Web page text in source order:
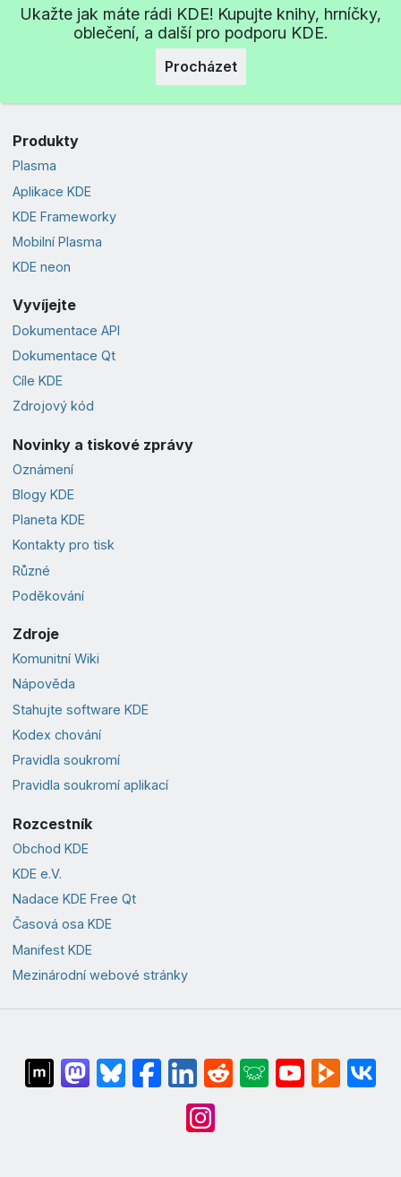
Ukažte jak máte rádi KDE! Kupujte knihy, hrníčky,
oblečení, a další pro podporu KDE.
Procházet
Produkty
Plasma
Aplikace KDE
KDE Frameworky
Mobilní Plasma
KDE neon
Vyvíjejte
Dokumentace API
Dokumentace Qt
Cíle KDE
Zdrojový kód
Novinky a tiskové zprávy
Oznámení
Blogy KDE
Planeta KDE
Kontakty pro tisk
Různé
Poděkování
Zdroje
Komunitní Wiki
Nápověda
Stahujte software KDE
Kodex chování
Pravidla soukromí
Pravidla soukromí aplikací
Rozcestník
Obchod KDE
KDE e.V.
Nadace KDE Free Qt
Časová osa KDE
Manifest KDE
Mezinárodní webové stránky